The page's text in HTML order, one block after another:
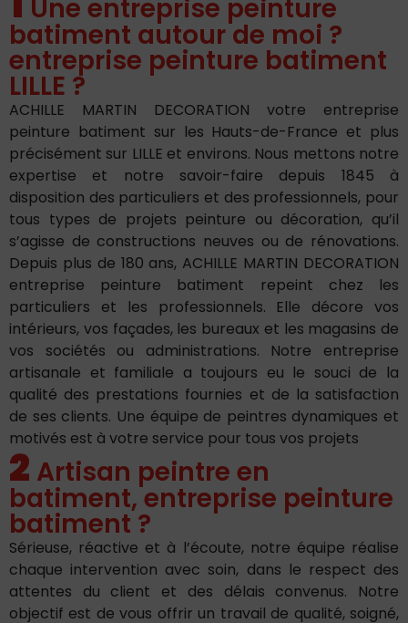
Une entreprise peinture
batiment autour de moi ?
entreprise peinture batiment
LILLE ?
ACHILLE MARTIN DECORATION votre entreprise
peinture batiment sur les Hauts-de-France et plus
précisément sur LILLE et environs. Nous mettons notre
expertise et notre savoir-faire depuis 1845 à
disposition des particuliers et des professionnels, pour
tous types de projets peinture ou décoration, qu’il
s’agisse de constructions neuves ou de rénovations.
Depuis plus de 180 ans, ACHILLE MARTIN DECORATION
entreprise peinture batiment repeint chez les
particuliers et les professionnels. Elle décore vos
intérieurs, vos façades, les bureaux et les magasins de
vos sociétés ou administrations. Notre entreprise
artisanale et familiale a toujours eu le souci de la
qualité des prestations fournies et de la satisfaction
de ses clients. Une équipe de peintres dynamiques et
motivés est à votre service pour tous vos projets
2 Artisan peintre en
batiment, entreprise peinture
batiment ?
Sérieuse, réactive et à l’écoute, notre équipe réalise
chaque intervention avec soin, dans le respect des
attentes du client et des délais convenus. Notre
objectif est de vous offrir un travail de qualité, soigné,